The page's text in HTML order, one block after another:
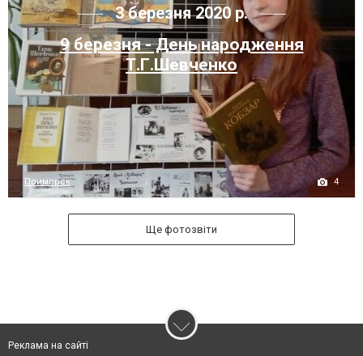
3 березня 2020 р.
9 березня - День народження
Т.Г.Шевченко
Приморск 4
Ще фотозвіти
Реклама на сайті